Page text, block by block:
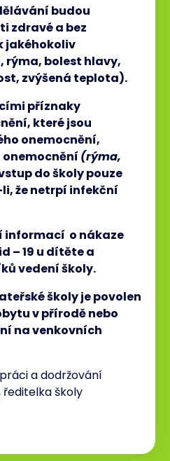
budou
zdravé a bez
jakéhokoliv
rýma, bolest hlavy,
zvýšená teplota).
příznaky
které jsou
onemocnění,
(rýma,
do školy pouze
že netrpí infekční
informací o nákaze
– 19 u dítěte a
vedení školy.
školy je povolen
v přírodě nebo
na venkovních
a dodržování
školy